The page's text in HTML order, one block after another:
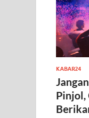
KABAR24
Pinjol,